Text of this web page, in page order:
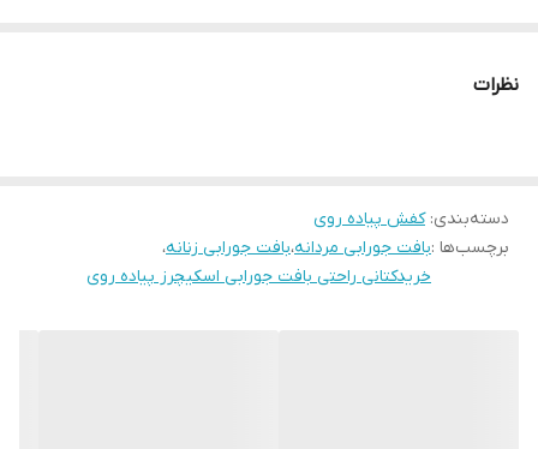
- سبک استفاده: روزمره، پیاده‌روی، کارهای سبک، باشگاه
مزایا:
- راحتی عالی حتی در استفاده طولانی
- سبک و قابل انعطاف
- 🧦 طراحی جورابی بدون بند، فیت کامل روی پا
- رویه‌ی بافت در برابر باران یا سایش شدید آسیب‌پذیرتر است
- برای ورزش‌های سنگین یا دویدن حرفه‌ای چندان توصیه نمی‌شود
- ممکن است در بعضی مدل‌ها نیاز به انتخاب سایز دقیق‌تر باشد چون
نظرات
دسته‌بندی:کفش پیاده روی
برچسب‌ها :بافت جورابی مردانه،بافت جورابی زنانه،
خریدکتانی راحتی بافت جورابی اسکیچرز پیاده روی